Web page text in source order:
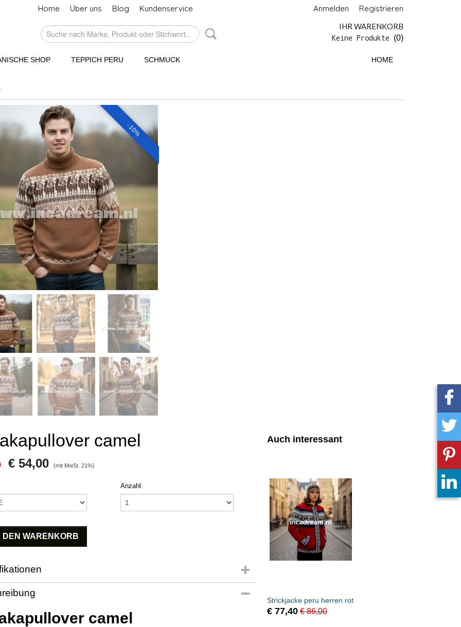
Home Über uns Blog Kundenservice Anmelden Registrieren
IHR WARENKORB
Keine Produkte (0)
HOME
SHOP TEPPICH PERU SCHMUCK
- 10%
camel
€ 54,00 (mit MwSt. 21%)
Anzahl
DEN WARENKORB
camel
Auch interessant
Strickjacke peru herren rot
€ 77,40 € 86,00